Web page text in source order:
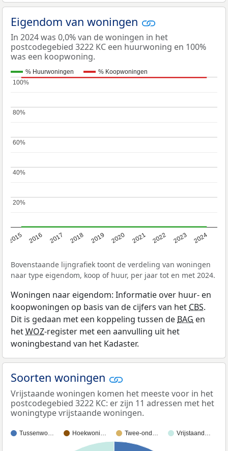
Eigendom van woningen
In 2024 was 0,0% van de woningen in het
postcodegebied 3222 KC een huurwoning en 100%
was een koopwoning.
% Huurwoningen % Koopwoningen
2015 2016 2017 2018 2019 2020 2021 2022 2023 2024
20%
20%
40%
40%
60%
60%
80%
80%
100%
100%
Bovenstaande lijngrafiek toont de verdeling van woningen
naar type eigendom, koop of huur, per jaar tot en met 2024.
Woningen naar eigendom: Informatie over huur- en
koopwoningen op basis van de cijfers van het CBS.
Dit is gedaan met een koppeling tussen de BAG en
hetWOZ-register met een aanvulling uit het
woningbestand van het Kadaster.
Soorten woningen
Vrijstaande woningen komen het meeste voor in het
postcodegebied 3222 KC: er zijn 11 adressen met het
woningtype vrijstaande woningen.
Tussenwo… Hoekwoni… Twee-ond… Vrijstaand…